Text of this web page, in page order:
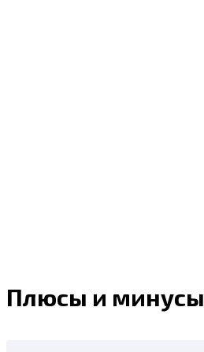
Плюсы и минусы